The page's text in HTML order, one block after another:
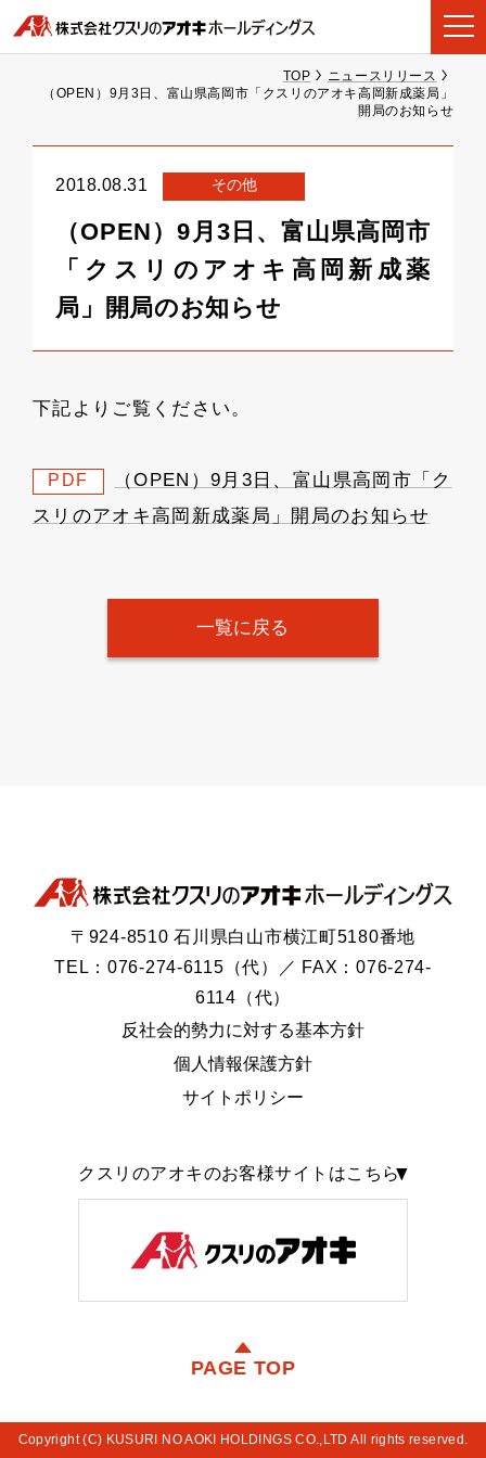
TOP
ニュースリリース
（OPEN）9月3日、富山県高岡市「クスリのアオキ高岡新成薬局」
開局のお知らせ
2018.08.31 その他
（OPEN）9月3日、富山県高岡市
「クスリのアオキ高岡新成薬
局」開局のお知らせ
下記よりご覧ください。
PDF
（OPEN）9月3日、富山県高岡市「ク
スリのアオキ高岡新成薬局」開局のお知らせ
一覧に戻る
〒924-8510 石川県白山市横江町5180番地
TEL：076-274-6115（代）／ FAX：076-274-
6114（代）
反社会的勢力に対する基本方針
個人情報保護方針
サイトポリシー
クスリのアオキのお客様サイトはこちら
PAGE TOP
Copyright (C) KUSURI NO AOKI HOLDINGS CO.,LTD All rights reserved.